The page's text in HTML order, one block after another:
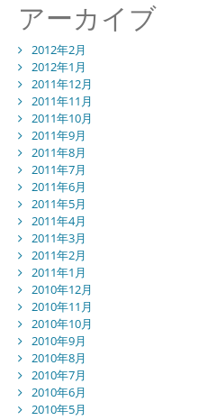
アーカイブ
2012年2月
2012年1月
2011年12月
2011年11月
2011年10月
2011年9月
2011年8月
2011年7月
2011年6月
2011年5月
2011年4月
2011年3月
2011年2月
2011年1月
2010年12月
2010年11月
2010年10月
2010年9月
2010年8月
2010年7月
2010年6月
2010年5月